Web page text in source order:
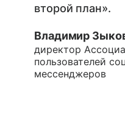
второй план».
Владимир
директор
пользователей
мессенджеров